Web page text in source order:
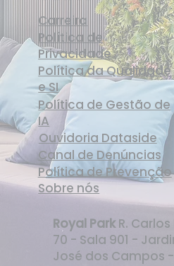
Royal ParkR.
70 - Sala 901 -
José dos Campos -
Carreira
Política de
Privacidade
Política da Qualidade
e SI
Política de Gestão de
IA
Ouvidoria Dataside
Canal de Denúncias
Política de Prevenção
Sobre nós